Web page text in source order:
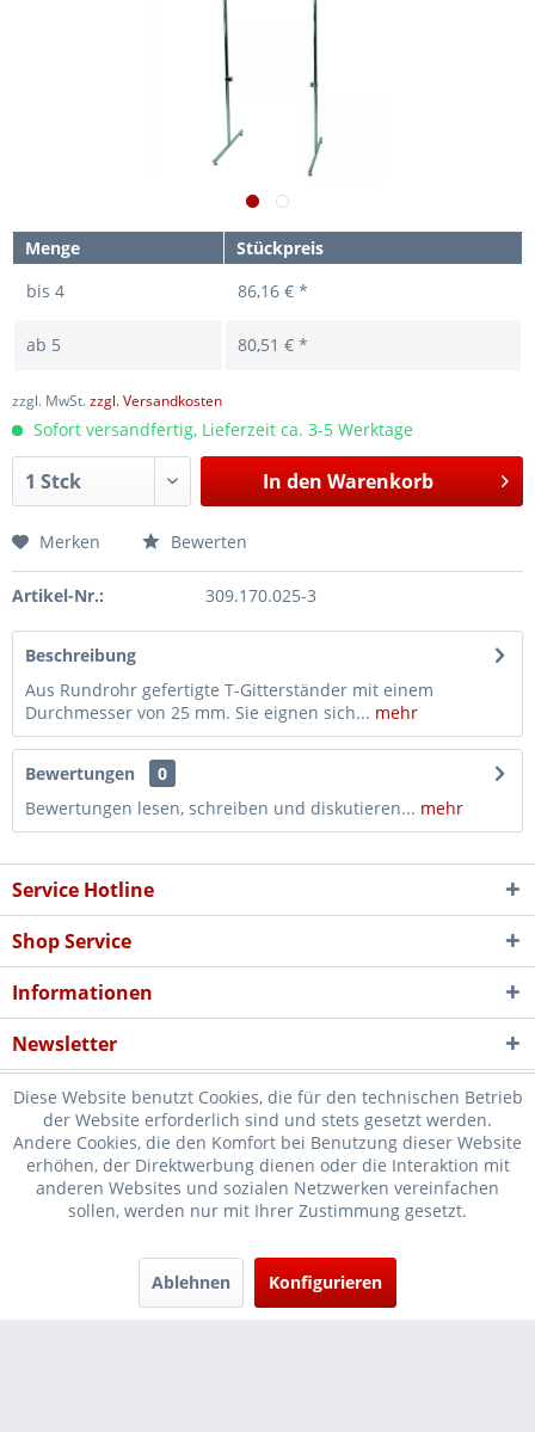
Menge
Stückpreis
bis 4 86,16 € *
ab 5 80,51 € *
zzgl. MwSt.zzgl. Versandkosten
Sofort versandfertig, Lieferzeit ca. 3-5 Werktage
In den Warenkorb
Merken Bewerten
Artikel-Nr.: 309.170.025-3
Beschreibung
Aus Rundrohr gefertigte T-Gitterständer mit einem
Durchmesser von 25 mm. Sie eignen sich... mehr
Bewertungen
0
Bewertungen lesen, schreiben und diskutieren... mehr
Service Hotline
Shop Service
Informationen
Newsletter
* Verkauf nur an Unternehmer, Gewerbetreibende, Freiberufler und
öffentliche Institutionen, daher verstehen sich alle Preise zzgl.
nicht anders beschrieben
Diese Website benutzt Cookies, die für den technischen Betrieb
der Website erforderlich sind und stets gesetzt werden.
Andere Cookies, die den Komfort bei Benutzung dieser Website
erhöhen, der Direktwerbung dienen oder die Interaktion mit
anderen Websites und sozialen Netzwerken vereinfachen
sollen, werden nur mit Ihrer Zustimmung gesetzt.
Ablehnen Konfigurieren